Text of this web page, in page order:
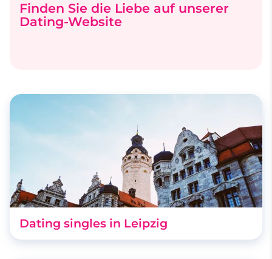
Finden Sie die Liebe auf unserer
Dating-Website
Dating singles in Leipzig